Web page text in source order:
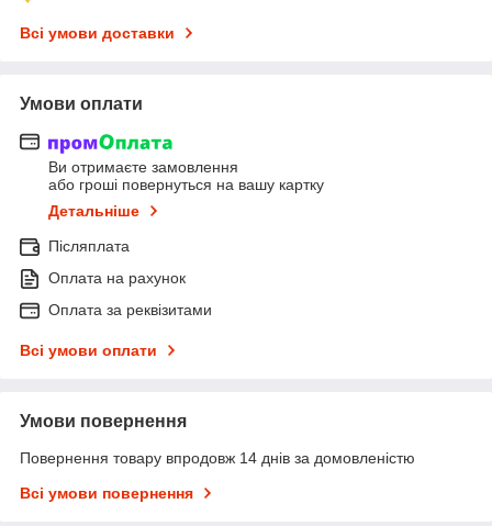
Всі умови доставки
Умови оплати
Ви отримаєте замовлення
або гроші повернуться на вашу картку
Детальніше
Післяплата
Оплата на рахунок
Оплата за реквізитами
Всі умови оплати
Умови повернення
Повернення товару впродовж 14 днів за домовленістю
Всі умови повернення